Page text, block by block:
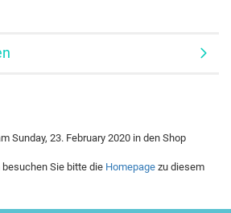
Sunday, 23. February 2020 in den Shop
Sie bitte die Homepage zu diesem